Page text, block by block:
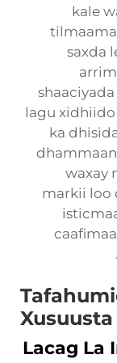
kale
saxda
lagu xidhiido
ka
waxay
markii loo
Lacag La